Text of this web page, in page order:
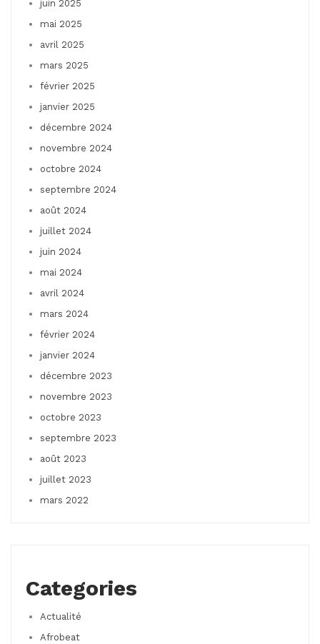
juin 2025
mai 2025
avril 2025
mars 2025
février 2025
janvier 2025
décembre 2024
novembre 2024
octobre 2024
septembre 2024
août 2024
juillet 2024
juin 2024
mai 2024
avril 2024
mars 2024
février 2024
janvier 2024
décembre 2023
novembre 2023
octobre 2023
septembre 2023
août 2023
juillet 2023
mars 2022
Categories
Actualité
Afrobeat